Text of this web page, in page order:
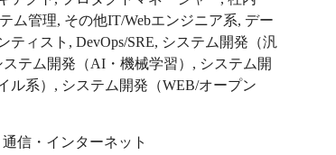
ム管理, その他IT/Webエンジニア系, デー
ティスト , DevOps/SRE, システム開発（汎
ステム開発（AI・機械学習） , システム開
ル系） , システム開発（WEB/オープン
信・インターネット